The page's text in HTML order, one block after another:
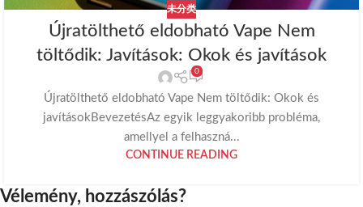
未分类
Újratölthető eldobható Vape Nem
töltődik: Javítások: Okok és javítások
0
Újratölthető eldobható Vape Nem töltődik: Okok és
javításokBevezetésAz egyik leggyakoribb probléma,
amellyel a felhaszná...
CONTINUE READING
Vélemény, hozzászólás?